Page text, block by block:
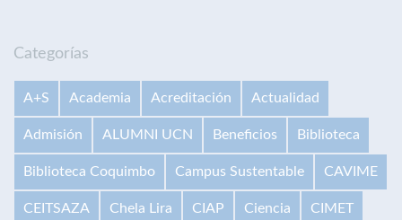
Categorías
A+S Academia Acreditación Actualidad
Admisión ALUMNI UCN Beneficios Biblioteca
Biblioteca Coquimbo Campus Sustentable CAVIME
CEITSAZA Chela Lira CIAP Ciencia CIMET